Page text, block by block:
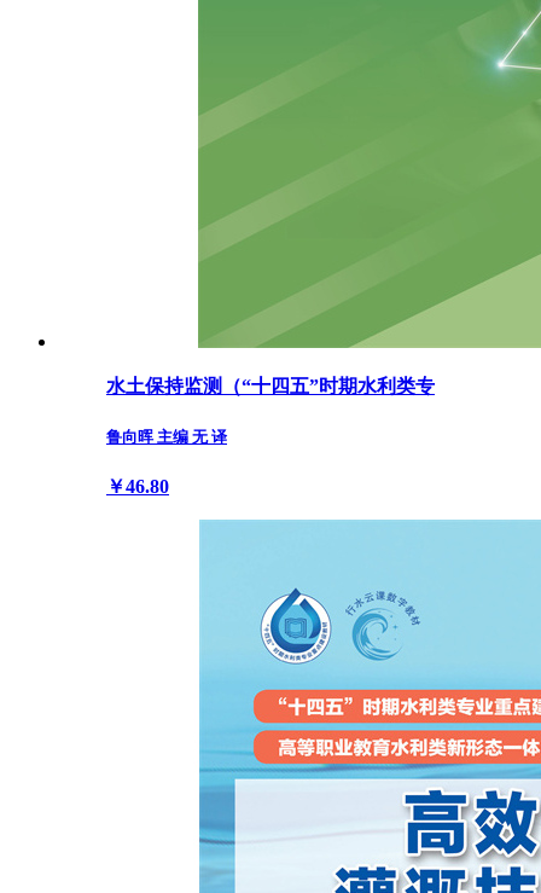
水土保持监测（“十四五”时期水利类专
鲁向晖 主编 无 译
￥46.80